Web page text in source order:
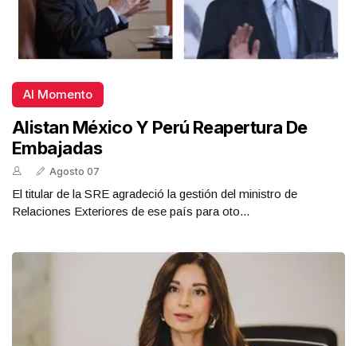
Al Momento
Alistan México Y Perú Reapertura De
Embajadas
Agosto 07
El titular de la SRE agradeció la gestión del ministro de
Relaciones Exteriores de ese país para oto...